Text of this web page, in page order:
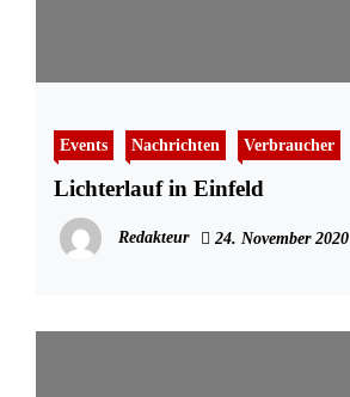
Events Nachrichten Verbraucher
Lichterlauf in Einfeld
Redakteur 24. November 2020